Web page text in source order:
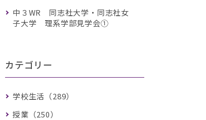
中３WR 同志社大学・同志社女
子大学 理系学部見学会①
カテゴリー
学校生活（289）
授業（250）